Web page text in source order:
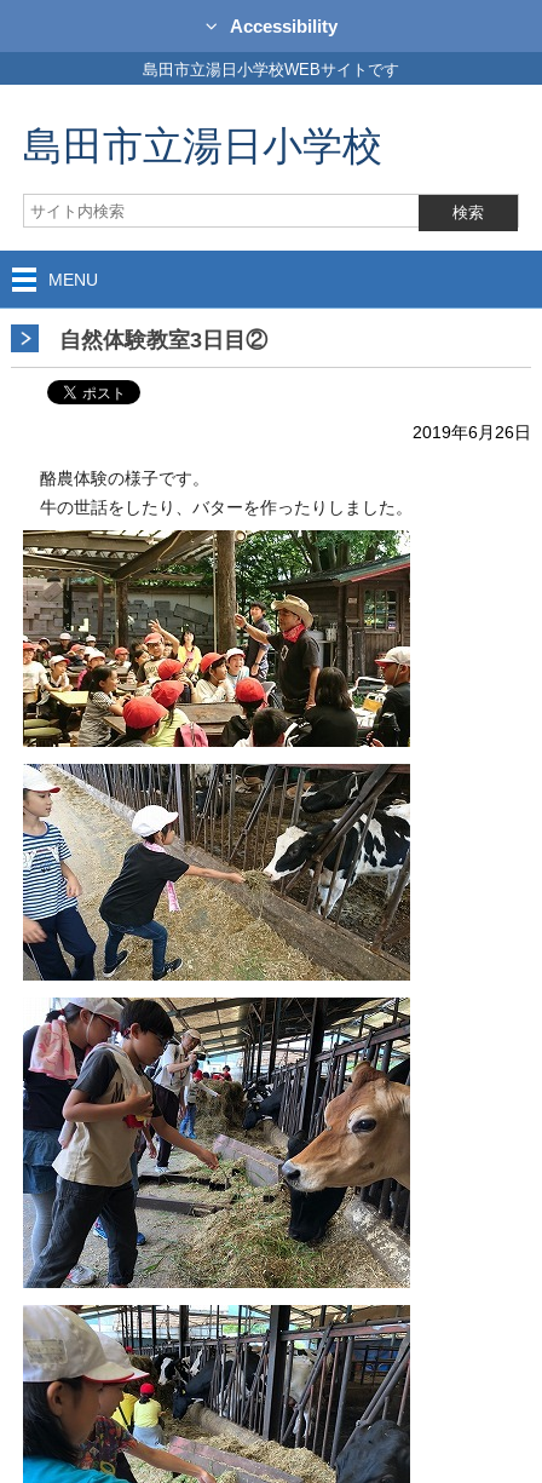
Accessibility
島田市立湯日小学校WEBサイトです
島田市立湯日小学校
MENU
自然体験教室3日目②
2019年6月26日
酪農体験の様子です。
牛の世話をしたり、バターを作ったりしました。